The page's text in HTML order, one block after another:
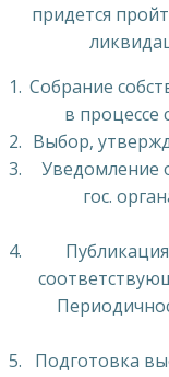
придется
Собрание
в процессе
Выбор,
Уведомление
гос.
Подготовка